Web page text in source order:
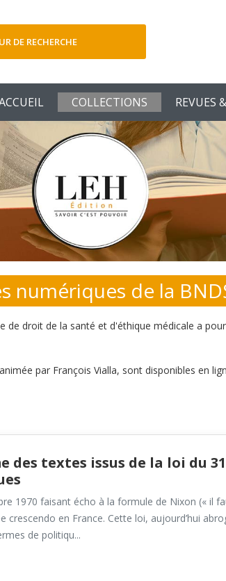
DE RECHERCHE
COLLECTIONS REVUES
numériques de la
de droit de la santé et d'éthique médicale a
par François Vialla, sont disponibles en
des textes issus de la loi du
1970 faisant écho à la formule de Nixon (« il
crescendo en France. Cette loi, aujourd’hui
de politiqu...